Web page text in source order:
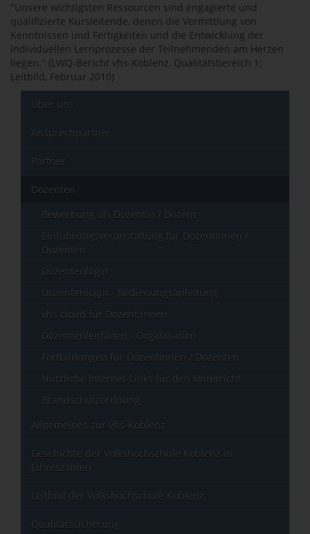
"Unsere wichtigsten Ressourcen sind engagierte und
qualifizierte Kursleitende, denen die Vermittlung von
Kenntnissen und Fertigkeiten und die Entwicklung der
individuellen Lernprozesse der Teilnehmenden am Herzen
liegen." (LWQ-Bericht vhs-Koblenz, Qualitätsbereich 1:
Leitbild, Februar 2010)
Über uns
Ansprechpartner
Partner
Dozenten
Bewerbung als Dozentin / Dozent
Einführungsveranstaltung für Dozentinnen /
Dozenten
Dozentenlogin
Dozentenlogin - Bedienungsanleitung
vhs cloud für Dozent:innen
Dozentenleitfaden - Organisation
Fortbildungen für Dozentinnen / Dozenten
Nützliche Internet-Links für den Unterricht
Brandschutzordnung
Allgemeines zur vhs-Koblenz
Geschichte der Volkshochschule Koblenz in
Jahreszahlen
Leitbild der Volkshochschule Koblenz
Qualitätssicherung